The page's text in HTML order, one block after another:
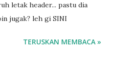
letak header... pastu dia
jugak? leh gi SINI
TERUSKAN MEMBACA »